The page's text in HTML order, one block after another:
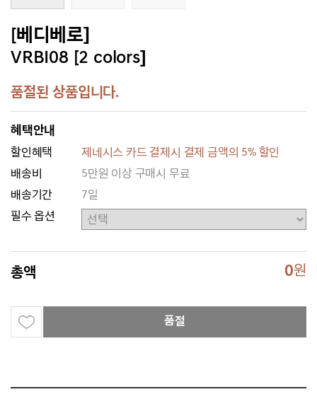
[베디베로]
VRBI08 [2 colors]
품절된 상품입니다.
혜택안내
할인혜택
제네시스 카드 결제시 결제 금액의 5% 할인
배송비
5만원 이상 구매시 무료
배송기간
7일
필수 옵션
총액 0원
품절